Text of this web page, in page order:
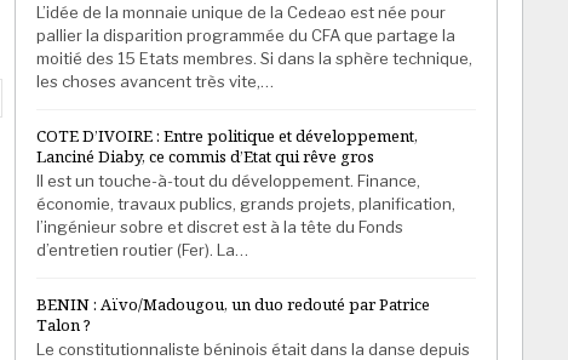
L’idée de la monnaie unique de la Cedeao est née pour
pallier la disparition programmée du CFA que partage la
moitié des 15 Etats membres. Si dans la sphère technique,
les choses avancent très vite,…
COTE D’IVOIRE : Entre politique et développement,
Lanciné Diaby, ce commis d’Etat qui rêve gros
Il est un touche-à-tout du développement. Finance,
économie, travaux publics, grands projets, planification,
l’ingénieur sobre et discret est à la tête du Fonds
d’entretien routier (Fer). La…
BENIN : Aïvo/Madougou, un duo redouté par Patrice
Talon ?
Le constitutionnaliste béninois était dans la danse depuis